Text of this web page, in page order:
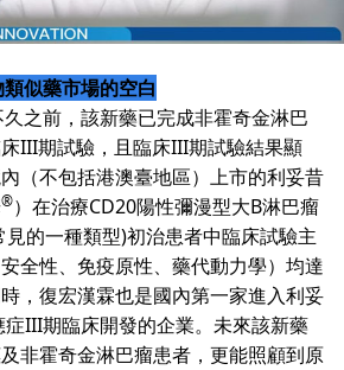
似藥市場的空白
之前，該新藥已完成非霍奇金淋巴
III期試驗，且臨床III期試驗結果顯
（不包括港澳臺地區）上市的利妥昔
®）在治療CD20陽性彌漫型大B淋巴瘤
見的一種類型)初治患者中臨床試驗主
全性、免疫原性、藥代動力學）均達
，復宏漢霖也是國內第一家進入利妥
症III期臨床開發的企業。未來該新藥
非霍奇金淋巴瘤患者，更能照顧到原